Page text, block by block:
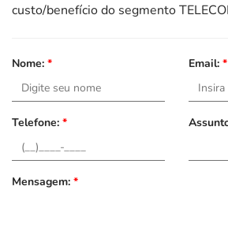
custo/benefício do segmento
Nome: * Email: *
Telefone: *
Mensagem: *